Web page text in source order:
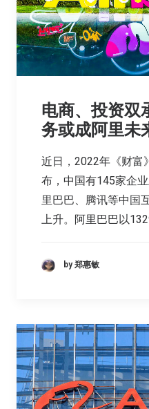
电商、投资双
务或成阿里未
近日，2022年《财富
布，中国有145家企
里巴巴、腾讯等中国
上升。阿里巴巴以
by 郑惠敏